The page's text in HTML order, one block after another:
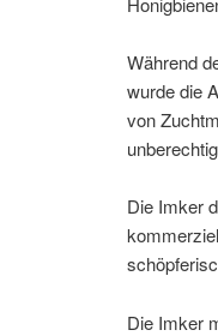
Während
wurde die
von
Die Imker
Die Imker